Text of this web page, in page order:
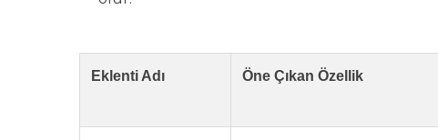
Eklenti Adı Öne Çıkan Özellik